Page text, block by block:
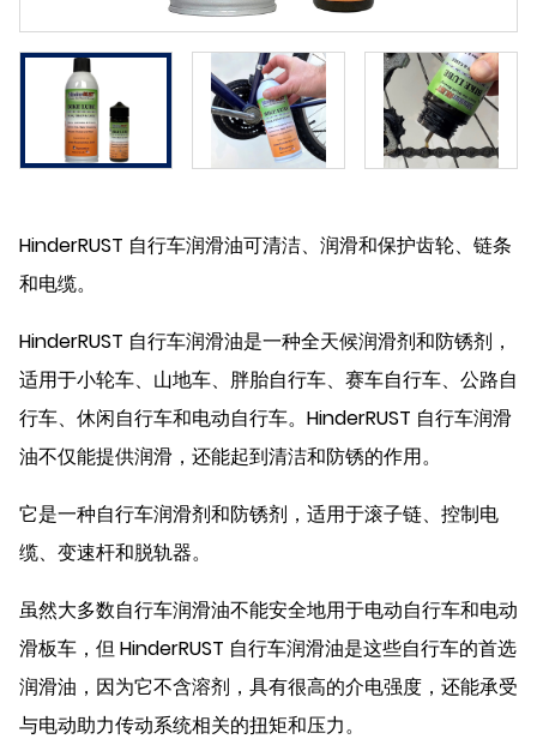
HinderRUST 自行车润滑油可清洁、润滑和保护齿轮、链条
和电缆。
HinderRUST 自行车润滑油是一种全天候润滑剂和防锈剂，
适用于小轮车、山地车、胖胎自行车、赛车自行车、公路自
行车、休闲自行车和电动自行车。HinderRUST 自行车润滑
油不仅能提供润滑，还能起到清洁和防锈的作用。
它是一种自行车润滑剂和防锈剂，适用于滚子链、控制电
缆、变速杆和脱轨器。
虽然大多数自行车润滑油不能安全地用于电动自行车和电动
滑板车，但 HinderRUST 自行车润滑油是这些自行车的首选
润滑油，因为它不含溶剂，具有很高的介电强度，还能承受
与电动助力传动系统相关的扭矩和压力。